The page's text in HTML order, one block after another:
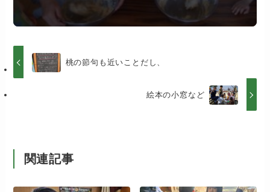
桃の節句も近いことだし、
絵本の小窓など
関連記事